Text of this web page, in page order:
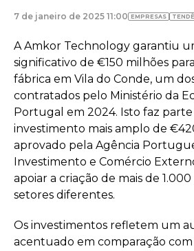
7 de janeiro de 2025 11:00 EMPRESAS
A Amkor Technology garantiu
significativo de €150 milhões
fábrica em Vila do Conde, um
contratados pelo Ministério da
Portugal em 2024. Isto faz
investimento mais amplo de
aprovado pela Agência
Investimento e Comércio
apoiar a criação de mais de
setores diferentes.
Os investimentos refletem um
acentuado em comparação com